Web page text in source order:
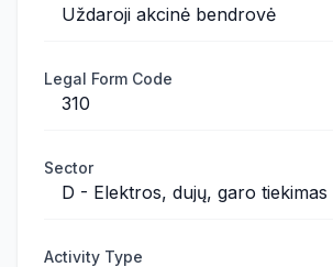
Uždaroji akcinė bendrovė
Legal Form Code
310
Sector
D - Elektros, dujų, garo tiekimas
Activity Type